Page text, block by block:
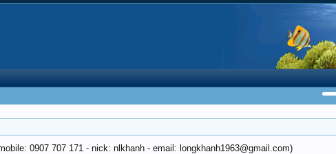
0907 707 171 - nick: nlkhanh - email: longkhanh1963@gmail.com)